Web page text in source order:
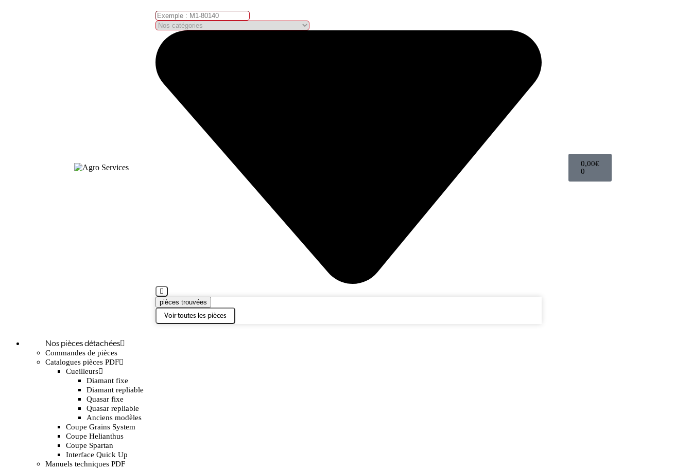
pièces trouvées
Voir toutes les pièces
0,00€
0
Nos pièces détachées
Commandes de pièces
Catalogues pièces PDF
Cueilleurs
Diamant fixe
Diamant repliable
Quasar fixe
Quasar repliable
Anciens modèles
Coupe Grains System
Coupe Helianthus
Coupe Spartan
Interface Quick Up
Manuels techniques PDF